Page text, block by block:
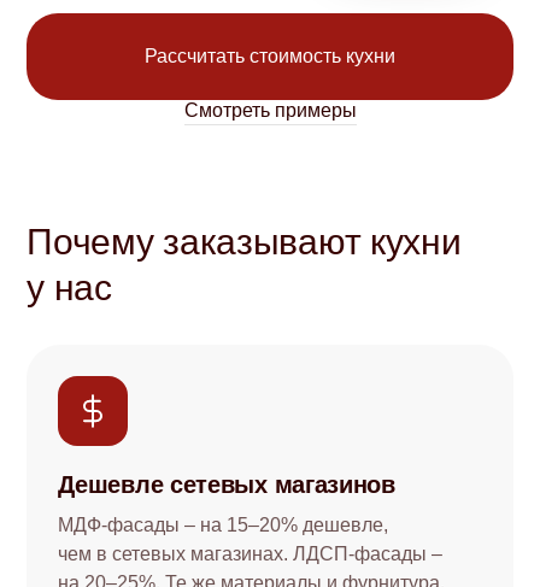
Рассчитать стоимость кухни
Смотреть примеры
Почему заказывают кухни
у нас
Дешевле сетевых магазинов
МДФ-фасады – на 15–20% дешевле,
чем в сетевых магазинах. ЛДСП-фасады –